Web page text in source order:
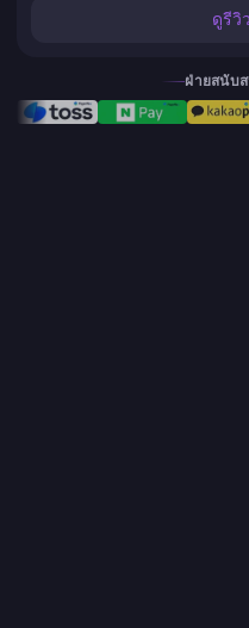
ดูรีวิ
ฝ่ายสนับ